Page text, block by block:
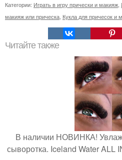
Категории: Играть в игру прически и макияж,
макияж или прическа, Кукла для причесок и
Читайте также
В наличии НОВИНКА!
сыворотка. Iceland Water ALL